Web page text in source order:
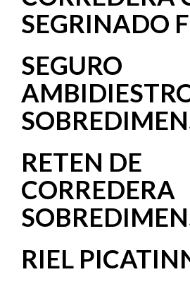
SEGRINADO
SEGURO
RETEN DE
CORREDERA
RIEL